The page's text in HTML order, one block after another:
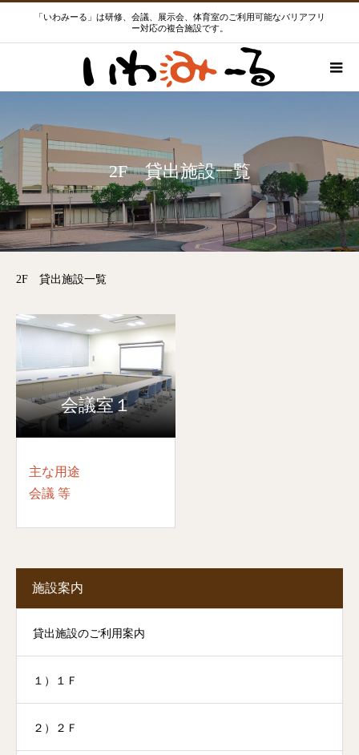
「いわみーる」は研修、会議、展示会、体育室のご利用可能なバリアフリ
ー対応の複合施設です。
2F 貸出施設一覧
2F 貸出施設一覧
会議室１
主な用途
会議 等
施設案内
貸出施設のご利用案内
１）１Ｆ
２）２Ｆ